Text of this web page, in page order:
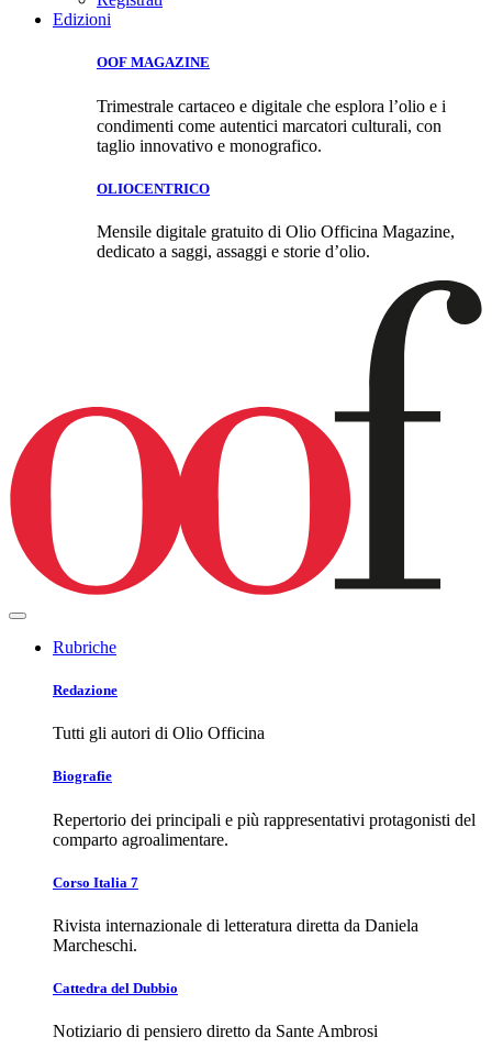
Edizioni
OOF MAGAZINE
Trimestrale cartaceo e digitale che esplora l’olio e i
condimenti come autentici marcatori culturali, con
taglio innovativo e monografico.
OLIOCENTRICO
Mensile digitale gratuito di Olio Officina Magazine,
dedicato a saggi, assaggi e storie d’olio.
Rubriche
Redazione
Tutti gli autori di Olio Officina
Biografie
Repertorio dei principali e più rappresentativi protagonisti del
comparto agroalimentare.
Corso Italia 7
Rivista internazionale di letteratura diretta da Daniela
Marcheschi.
Cattedra del Dubbio
Notiziario di pensiero diretto da Sante Ambrosi